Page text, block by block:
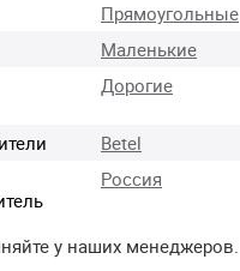
Прямоугольные
Маленькие
Дорогие
Betel
Россия
у наших менеджеров.